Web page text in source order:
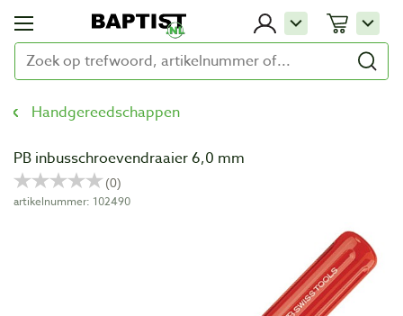
Handgereedschappen
PB inbusschroevendraaier 6,0 mm
artikelnummer: 102490